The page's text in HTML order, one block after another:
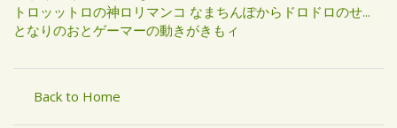
トロッットロの神ロリマンコ なまちんぽからドロドロのせ...
となりのおとゲーマーの動きがきもィ
Back to Home